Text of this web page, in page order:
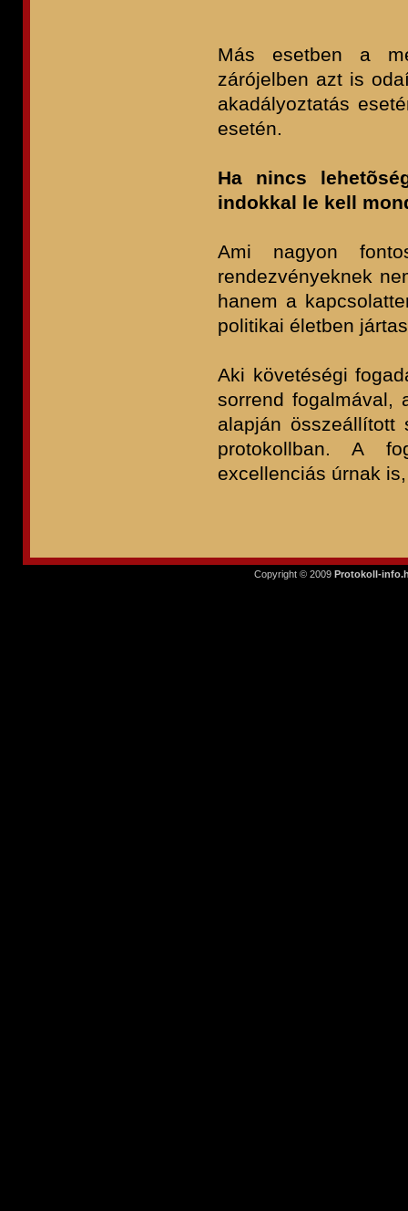
Más esetben a
zárójelben azt is
akadályoztatás
esetén.
Ha nincs
indokkal le kell
Ami nagyon
rendezvényeknek
hanem a
politikai életben
Aki követéségi
sorrend fogalmával,
alapján összeállított
protokollban. A
excellenciás úrnak
Copyright © 2009 Protokoll-